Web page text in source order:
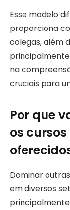
Esse modelo
proporciona
colegas, além
principalmente
na
cruciais para
Por que
os
Dominar
em diversos